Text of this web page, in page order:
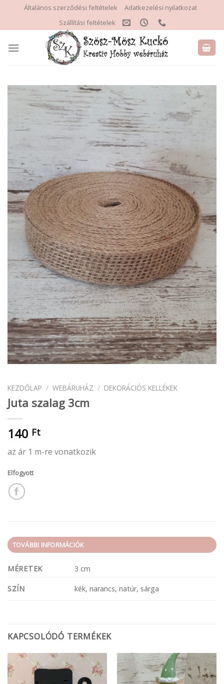
content
Általános szerződési feltételek
Adatkezelési nyilatkozat
Szállítási feltételek
KEZDŐLAP / WEBÁRUHÁZ / DEKORÁCIÓS KELLÉKEK
Juta szalag 3cm
140 Ft
az ár 1 m-re vonatkozik
Elfogyott
TOVÁBBI INFORMÁCIÓK
MÉRETEK 3 cm
SZÍN kék, narancs, natúr, sárga
KAPCSOLÓDÓ TERMÉKEK